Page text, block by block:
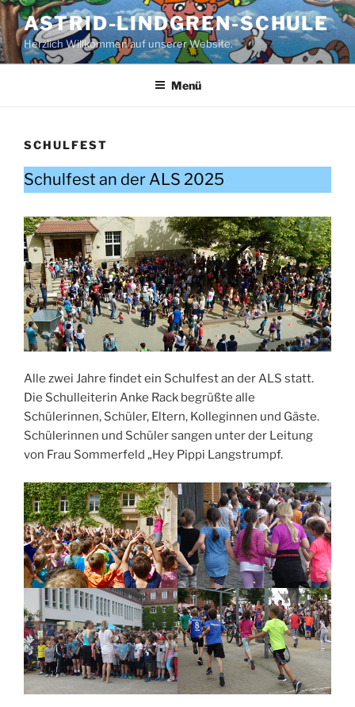
Zum
Inhalt
springen
ASTRID-LINDGREN-SCHULE
Herzlich Willkommen auf unserer Website.
Menü
SCHULFEST
Schulfest an der ALS 2025
Alle zwei Jahre findet ein Schulfest an der ALS statt.
Die Schulleiterin Anke Rack begrüßte alle
Schülerinnen, Schüler, Eltern, Kolleginnen und Gäste.
Schülerinnen und Schüler sangen unter der Leitung
von Frau Sommerfeld „Hey Pippi Langstrumpf.